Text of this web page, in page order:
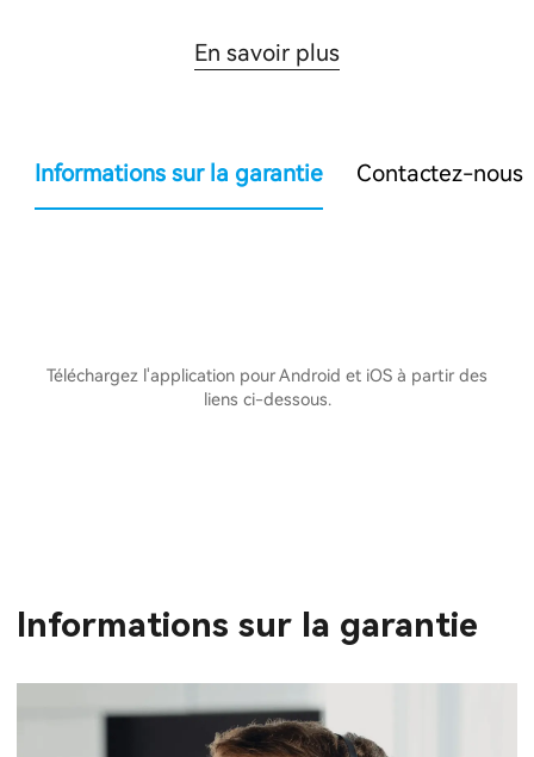
En savoir plus
Informations sur la garantie Contactez-nous
Téléchargez l'application pour Android et iOS à partir des
liens ci-dessous.
Informations sur la garantie